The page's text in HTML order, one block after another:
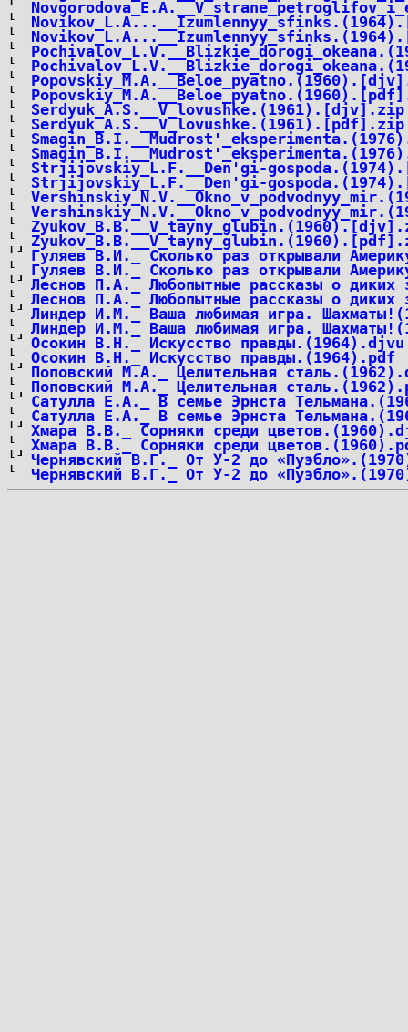
Serdyuk_A.S.__V_lovushke.(1961).[djv].zip
Serdyuk_A.S.__V_lovushke.(1961).[pdf].zip
Strjijovskiy_L.F.__Den'gi-
Strjijovskiy_L.F.__Den'gi-
Гуляев В.И._ Сколько раз открывали
Гуляев В.И._ Сколько раз открывали
Леснов П.А._ Любопытные рассказы о
Леснов П.А._ Любопытные рассказы о
Линдер И.М._ Ваша любимая игра.
Линдер И.М._ Ваша любимая игра.
Осокин В.Н._ Искусство правды.(1964).djvu
Осокин В.Н._ Искусство правды.(1964).pdf
Поповский М.А._ Целительная
Поповский М.А._ Целительная
Сатулла Е.А._ В семье Эрнста
Сатулла Е.А._ В семье Эрнста
Хмара В.В._ Сорняки среди
Хмара В.В._ Сорняки среди
Чернявский В.Г._ От У-2 до
Чернявский В.Г._ От У-2 до